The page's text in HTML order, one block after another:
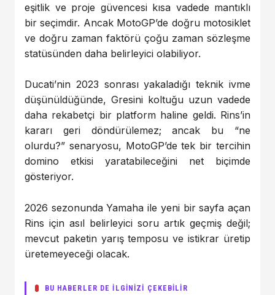
eşitlik ve proje güvencesi kısa vadede mantıklı
bir seçimdir. Ancak MotoGP’de doğru motosiklet
ve doğru zaman faktörü çoğu zaman sözleşme
statüsünden daha belirleyici olabiliyor.
Ducati’nin 2023 sonrası yakaladığı teknik ivme
düşünüldüğünde, Gresini koltuğu uzun vadede
daha rekabetçi bir platform haline geldi. Rins’in
kararı geri döndürülemez; ancak bu “ne
olurdu?” senaryosu, MotoGP’de tek bir tercihin
domino etkisi yaratabileceğini net biçimde
gösteriyor.
2026 sezonunda Yamaha ile yeni bir sayfa açan
Rins için asıl belirleyici soru artık geçmiş değil;
mevcut paketin yarış temposu ve istikrar üretip
üretemeyeceği olacak.
BU HABERLER DE İLGİNİZİ ÇEKEBİLİR